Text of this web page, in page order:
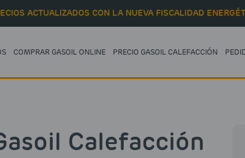
ACTUALIZADOS CON LA NUEVA FISCALIDAD
COMPRAR GASOIL ONLINE PRECIO GASOIL CALEFACCIÓN
Calefacción